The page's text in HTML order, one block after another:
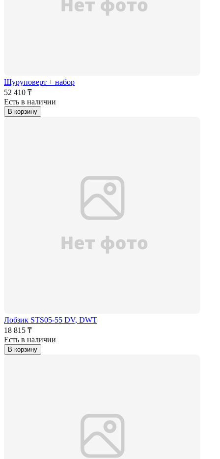
Шуруповерт + набор
52 410 ₸
Есть в наличии
В корзину
Лобзик STS05-55 DV, DWT
18 815 ₸
Есть в наличии
В корзину